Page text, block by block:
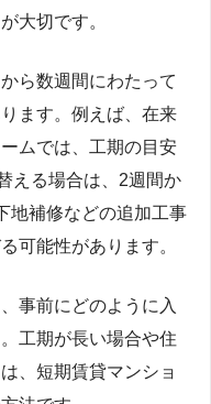
大切です。
ら数週間にわたって
ます。例えば、在来
ムでは、工期の目安
える場合は、2週間か
地補修などの追加工事
可能性があります。
事前にどのように入
工期が長い場合や住
、短期賃貸マンショ